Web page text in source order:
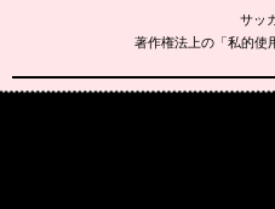
サッ
著作権法上の「私的使